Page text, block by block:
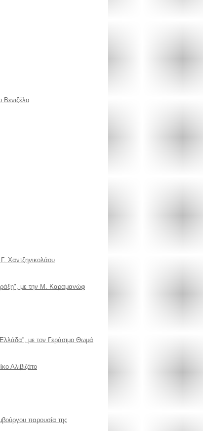
Βενιζέλο
Χαντζηνικολάου
πράξη", με την Μ. Καραμανώφ
Ελλάδα”, με τον Γεράσιμο Θωμά
Αλιβιζάτο
παρουσία της